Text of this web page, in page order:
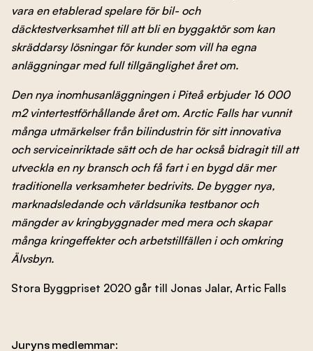
vara en etablerad spelare för bil- och
däcktestverksamhet till att bli en byggaktör som kan
skräddarsy lösningar för kunder som vill ha egna
anläggningar med full tillgänglighet året om.
Den nya inomhusanläggningen i Piteå erbjuder 16 000
m2 vintertestförhållande året om. Arctic Falls har vunnit
många utmärkelser från bilindustrin för sitt innovativa
och serviceinriktade sätt och de har också bidragit till att
utveckla en ny bransch och få fart i en bygd där mer
traditionella verksamheter bedrivits. De bygger nya,
marknadsledande och världsunika testbanor och
mängder av kringbyggnader med mera och skapar
många kringeffekter och arbetstillfällen i och omkring
Älvsbyn.
Stora Byggpriset 2020 går till Jonas Jalar, Artic Falls
Juryns medlemmar: